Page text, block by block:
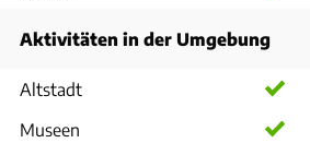
Aktivitäten in der Umgebung
Altstadt
Museen